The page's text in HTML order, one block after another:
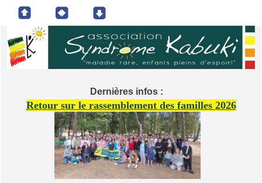
Dernières infos :
Retour sur le rassemblement des familles 2026